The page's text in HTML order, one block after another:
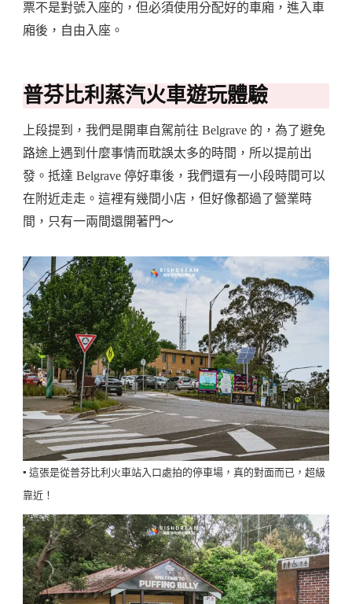
票不是對號入座的，但必須使用分配好的車廂，進入車
廂後，自由入座。
普芬比利蒸汽火車遊玩體驗
上段提到，我們是開車自駕前往 Belgrave 的，為了避免
路途上遇到什麼事情而耽誤太多的時間，所以提前出
發。抵達 Belgrave 停好車後，我們還有一小段時間可以
在附近走走。這裡有幾間小店，但好像都過了營業時
間，只有一兩間還開著門～
▪️ 這張是從普芬比利火車站入口處拍的停車場，真的對面而已，超級
靠近！